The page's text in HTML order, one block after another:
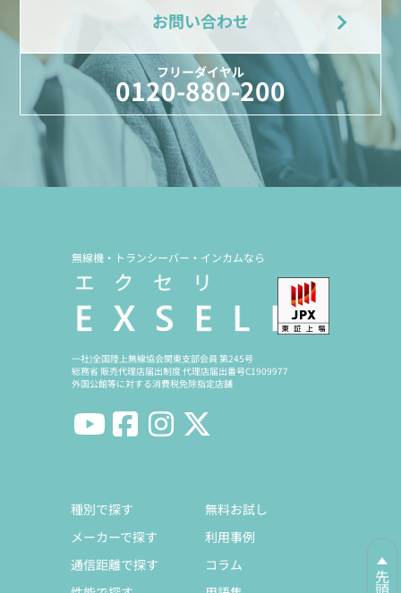
お問い合わせ
フリーダイヤル
0120-880-200
無線機・トランシーバー・インカムなら
一社)全国陸上無線協会関東支部会員 第245号
総務省 販売代理店届出制度 代理店届出番号C1909977
外国公館等に対する消費税免除指定店舗
種別で探す
メーカーで探す
通信距離で探す
無料お試し
利用事例
コラム